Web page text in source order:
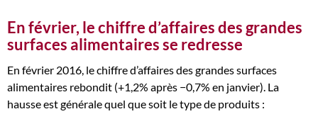
En février, le chiffre d’affaires des grandes
surfaces alimentaires se redresse
En février 2016, le chiffre d’affaires des grandes surfaces
alimentaires rebondit (+1,2% après −0,7% en janvier). La
hausse est générale quel que soit le type de produits :